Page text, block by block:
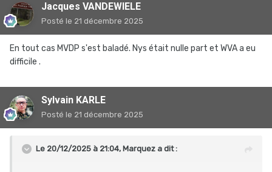
Jacques VANDEWIELE
Posté le 21 décembre 2025
En tout cas MVDP s'est baladé. Nys était nulle part et WVA a eu
difficile .
Sylvain KARLE
Posté le 21 décembre 2025
Le 20/12/2025 à 21:04, Marquez a dit :